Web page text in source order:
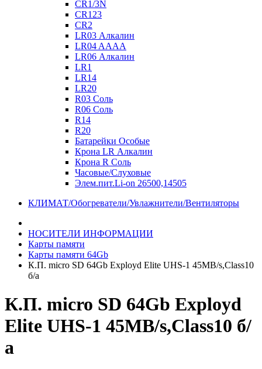
CR1/3N
CR123
CR2
LR03 Алкалин
LR04 AAAA
LR06 Алкалин
LR1
LR14
LR20
R03 Соль
R06 Соль
R14
R20
Батарейки Особые
Крона LR Алкалин
Крона R Соль
Часовые/Слуховые
Элем.пит.Li-on 26500,14505
КЛИМАТ/Обогреватели/Увлажнители/Вентиляторы
НОСИТЕЛИ ИНФОРМАЦИИ
Карты памяти
Карты памяти 64Gb
К.П. micro SD 64Gb Exployd Elite UHS-1 45MB/s,Class10
б/а
К.П. micro SD 64Gb Exployd
Elite UHS-1 45MB/s,Class10 б/
а